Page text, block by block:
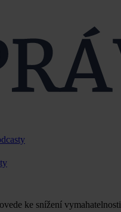
ke snížení vymahatelnosti